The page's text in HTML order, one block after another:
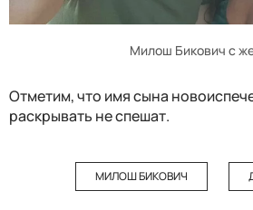
Милош Бикович с
Отметим, что имя сына
раскрывать не спешат.
МИЛОШ БИКОВИЧ